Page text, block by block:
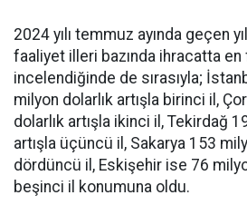
2024 yılı temmuz ayında geçen
faaliyet illeri bazında ihracatta en
incelendiğinde de sırasıyla;
milyon dolarlık artışla birinci il,
dolarlık artışla ikinci il, Tekirdağ
artışla üçüncü il, Sakarya 153
dördüncü il, Eskişehir ise 76
beşinci il konumuna oldu.